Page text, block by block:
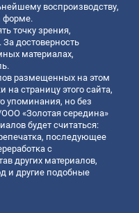
воспроизводству,
форме.
точку зрения,
достоверность
материалах,
размещенных на этом
страницу этого сайта,
упоминания, но без
«Золотая середина»
будет считаться:
последующее
с
других материалов,
и другие подобные